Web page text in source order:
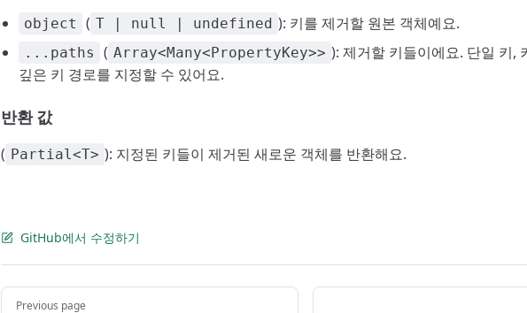
object ( T | null | undefined ): 키를 제거할 원본 객체예요.
...paths ( Array<Many<PropertyKey>> ): 제거할 키들이에요. 단일 키,
깊은 키 경로를 지정할 수 있어요.
반환 값
( Partial<T> ): 지정된 키들이 제거된 새로운 객체를 반환해요.
GitHub에서 수정하기
Pager
Previous page